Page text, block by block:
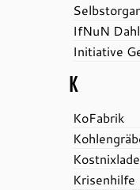
IfNuN
Initiative
K
KoFabrik
Krisenhilfe